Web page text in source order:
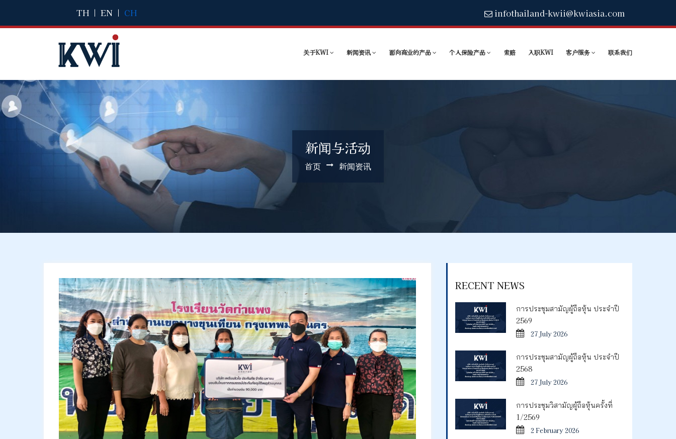
TH | EN | CH infothailand-kwii@kwiasia.com
关于KWI 新闻资讯 面向商业的产品 个人保险产品 索赔 入职KWI 客户服务 联系我们
新闻与活动
首页 新闻资讯
RECENT NEWS
การประชุมสามัญผู้ถือหุ้น ประจำปี
2569
27 July 2026
การประชุมสามัญผู้ถือหุ้น ประจำปี
2568
27 July 2026
การประชุมวิสามัญผู้ถือหุ้นครั้งที่
1/2569
2 February 2026